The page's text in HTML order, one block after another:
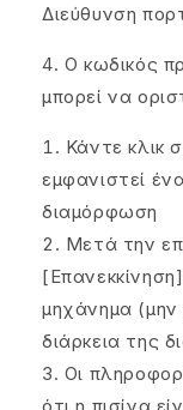
Διεύθυνση
Ο κωδικός
μπορεί να
Κάντε κλικ
εμφανιστεί
διαμόρφωση
Μετά την
μηχάνημα (μην
διάρκεια της
Οι